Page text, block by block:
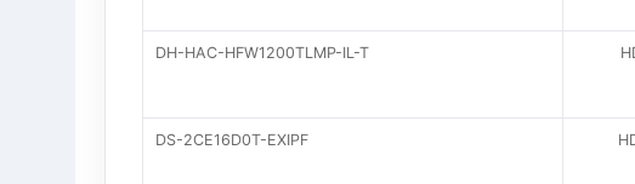
DH-HAC-HFW1200TLMP-IL-T
DS-2CE16D0T-EXIPF